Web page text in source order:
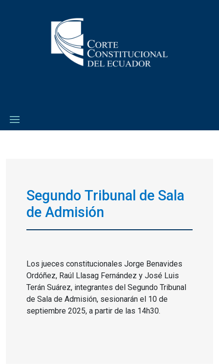
Segundo Tribunal de Sala
de Admisión
Los jueces constitucionales Jorge Benavides
Ordóñez, Raúl Llasag Fernández y José Luis
Terán Suárez, integrantes del Segundo Tribunal
de Sala de Admisión, sesionarán el 10 de
septiembre 2025, a partir de las 14h30.